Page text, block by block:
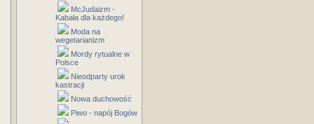
McJudaizm -
Kabała dla każdego!
Moda na
wegetarianizm
Mordy rytualne w
Polsce
Nieodparty urok
kastracji
Nowa duchowość
Piwo - napój Bogów